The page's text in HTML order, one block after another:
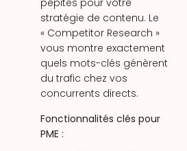
pépites pour votre
stratégie de contenu. Le
« Competitor Research »
vous montre exactement
quels mots-clés génèrent
du trafic chez vos
concurrents directs.
Fonctionnalités clés pour
PME :